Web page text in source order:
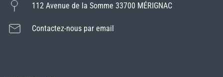
112 Avenue de la Somme 33700 MÉRIGNAC
Contactez-nous par email